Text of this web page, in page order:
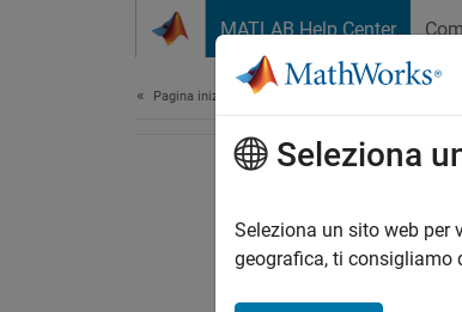
MATLAB Help Center
Pagina iniziale della documentazione
Seleziona
Seleziona un sito web per
geografica, ti consigliamo